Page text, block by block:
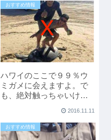
おすすめ情報
ハワイのここで９９％ウ
ミガメに会えますよ。で
も、絶対触っちゃいけま
2016.11.11
おすすめ情報